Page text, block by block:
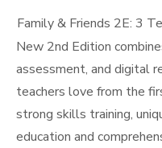
Family & Friends 2E: 3
New 2nd Edition
assessment, and digital
teachers love from the
strong skills training,
education and